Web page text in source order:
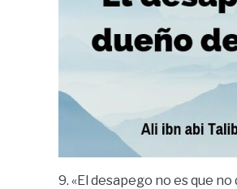
9. «El desapego no es que